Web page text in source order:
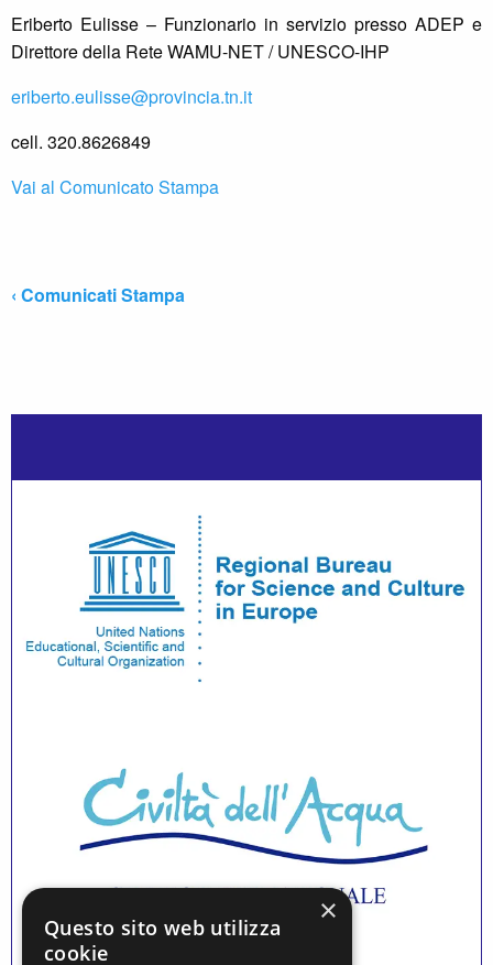
Eriberto Eulisse – Funzionario in servizio presso ADEP e
Direttore della Rete WAMU-NET / UNESCO-IHP
eriberto.eulisse@provincia.tn.it
cell. 320.8626849
Vai al Comunicato Stampa
‹ Comunicati Stampa
×
Questo sito web utilizza
cookie